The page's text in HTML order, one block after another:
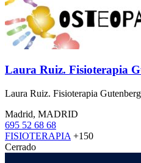
Laura Ruiz. Fisioterapia
Laura Ruiz. Fisioterapia
Madrid, MADRID
695 52 68 68
FISIOTERAPIA +150
Cerrado